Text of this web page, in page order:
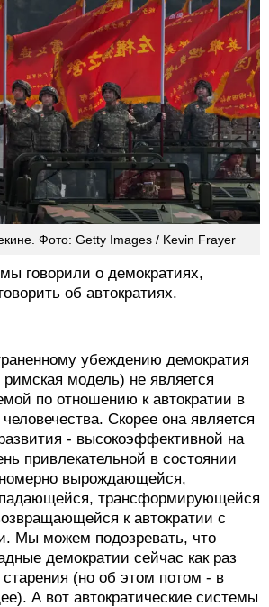
Фото: Getty Images / Kevin Frayer
говорили о демократиях,
об автократиях.
убеждению демократия
римская модель) не является
по отношению к автократии в
Скорее она является
- высокоэффективной на
привлекательной в состоянии
вырождающейся,
трансформирующейся
к автократии с
Мы можем подозревать, что
демократии сейчас как раз
(но об этом потом - в
А вот автократические системы